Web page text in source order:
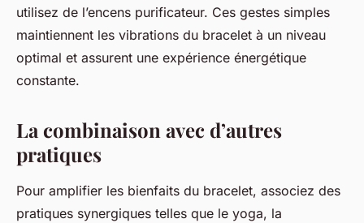
utilisez de l’encens purificateur. Ces gestes simples
maintiennent les vibrations du bracelet à un niveau
optimal et assurent une expérience énergétique
constante.
La combinaison avec d’autres
pratiques
Pour amplifier les bienfaits du bracelet, associez des
pratiques synergiques telles que le yoga, la